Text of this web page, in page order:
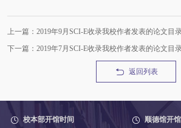
上一篇：2019年9月SCI-E收录我校作者发表的论文目
下一篇：2019年7月SCI-E收录我校作者发表的论文目
返回列表
校本部开馆时间 顺德馆开